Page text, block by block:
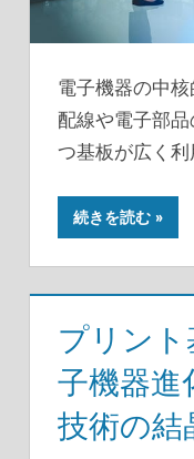
電子機器の中核
配線や電子部
つ基板が広く
続きを読む
プリン
子機器進
技術の結